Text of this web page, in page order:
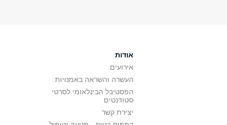
אודות
אירועים
העשרה והשראה באמנויות
הפסטיבל הבינלאומי לסרטי
סטודנטים
יצירת קשר